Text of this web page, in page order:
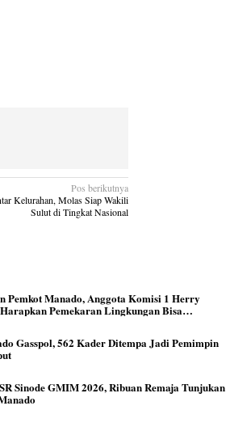
Pos berikutnya
Kelurahan, Molas Siap Wakili
Sulut di Tingkat Nasional
Pemkot Manado, Anggota Komisi 1 Herry
Pemekaran Lingkungan Bisa
Gasspol, 562 Kader Ditempa Jadi Pemimpin
Sinode GMIM 2026, Ribuan Remaja Tunjukan